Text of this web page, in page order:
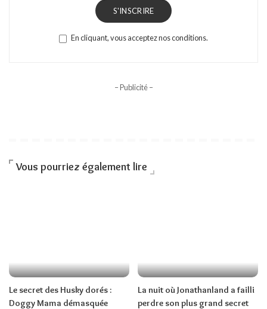
S'INSCRIRE
En cliquant, vous acceptez nos conditions.
– Publicité –
Vous pourriez également lire
Le secret des Husky dorés :
Doggy Mama démasquée
La nuit où Jonathanland a failli
perdre son plus grand secret